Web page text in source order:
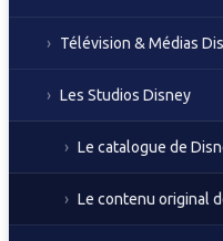
Télévision & Médias
Les Studios Disney
Le catalogue de
Le contenu original